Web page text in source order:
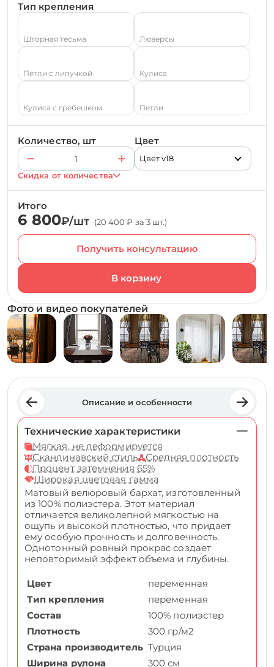
Тип крепления
Шторная тесьма Люверсы
Петли с липучкой Кулиса
Кулиса с гребешком Петли
Количество, шт Цвет
Цвет v18
Скидка от количества
Итого
6 800₽/шт (20 400 ₽ за 3 шт.)
Получить консультацию
Фото и видео покупателей
Описание и особенности
Технические характеристики
Мягкая, не деформируется
Скандинавский стиль
Средняя плотность
Процент затемнения 65%
Широкая цветовая гамма
Матовый велюровый бархат, изготовленный
из 100% полиэстера. Этот материал
отличается великолепной мягкостью на
ощупь и высокой плотностью, что придает
ему особую прочность и долговечность.
Однотонный ровный прокрас создает
неповторимый эффект объема и глубины.
Цвет
переменная
Тип крепления
переменная
Состав
100% полиэстер
Плотность
300 гр/м2
Страна производитель Турция
Ширина рулона
300 см